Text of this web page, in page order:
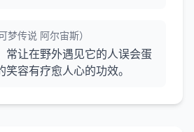
梦传说 阿尔宙斯）
常让在野外遇见它的人误会蛋
容有疗愈人心的功效。